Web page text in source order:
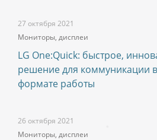
27 октября 2021
Мониторы, дисплеи
LG One:Quick: быстрое,
решение для коммуникации
формате работы
26 октября 2021
Мониторы, дисплеи